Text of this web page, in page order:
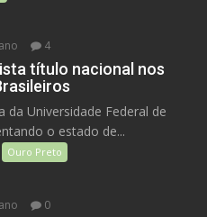
4
título nacional nos
da Universidade Federal de
o estado de...
Ouro Preto
0